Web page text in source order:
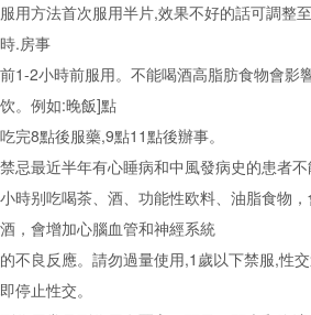
服用方法首次服用半片,效果不好的話可調整
時.房事
前1-2小時前服用。不能喝酒高脂肪食物會影
饮。例如:晚飯]點
吃完8點後服藥,9點11點後辦事。
禁忌最近半年有心睡病和中風發病史的患者
小時别吃喝茶、酒、功能性欧料、油脂食物
酒，會增加心腦血管和神經系統
的不良反應。請勿過量使用,1歲以下禁服,性
即停止性交。